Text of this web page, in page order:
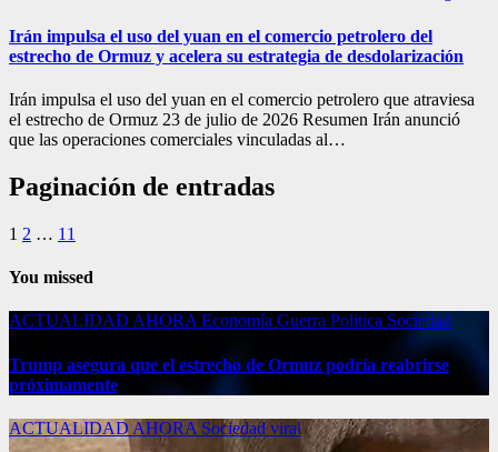
Irán impulsa el uso del yuan en el comercio petrolero del
estrecho de Ormuz y acelera su estrategia de desdolarización
Irán impulsa el uso del yuan en el comercio petrolero que atraviesa
el estrecho de Ormuz 23 de julio de 2026 Resumen Irán anunció
que las operaciones comerciales vinculadas al…
Paginación de entradas
1 2 … 11
You missed
ACTUALIDAD AHORA Economía Guerra Politica Sociedad
Trump asegura que el estrecho de Ormuz podría reabrirse
próximamente
ACTUALIDAD AHORA Sociedadviral